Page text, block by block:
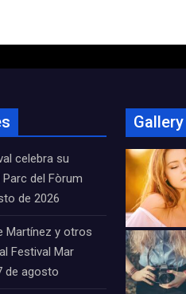
celebra su
del Fòrum
de 2026
Martínez y otros
Festival Mar
de agosto
Gallery